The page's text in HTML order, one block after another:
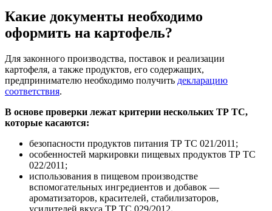
Какие документы необходимо
оформить на картофель?
Для законного производства, поставок и реализации
картофеля, а также продуктов, его содержащих,
предпринимателю необходимо получить декларацию
соответствия.
В основе проверки лежат критерии нескольких ТР ТС,
которые касаются:
безопасности продуктов питания ТР ТС 021/2011;
особенностей маркировки пищевых продуктов ТР ТС
022/2011;
использования в пищевом производстве
вспомогательных ингредиентов и добавок —
ароматизаторов, красителей, стабилизаторов,
усилителей вкуса ТР ТС 029/2012.